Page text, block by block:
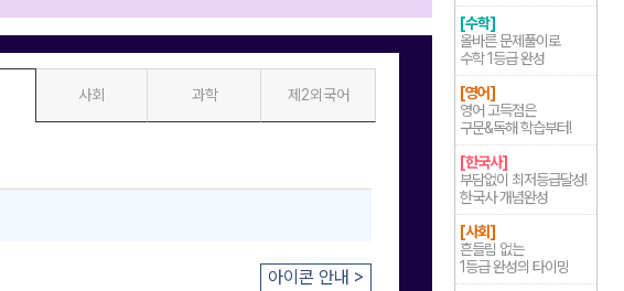
사회 과학 제2외국어
아이콘 안내 >
[수학]
올바른 문제풀이로
수학 1등급 완성
[영어]
영어 고득점은
구문&독해 학습부터!
[한국사]
부담없이 최저등급달성!
한국사 개념완성
[사회]
흔들림 없는
1등급 완성의 타이밍